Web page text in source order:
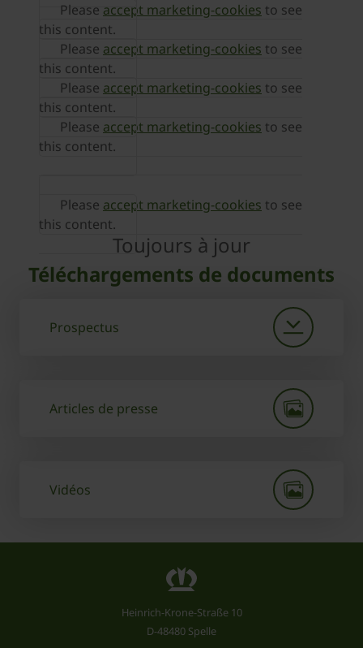
Please accept marketing-cookies to see
this content.
Please accept marketing-cookies to see
this content.
Please accept marketing-cookies to see
this content.
Please accept marketing-cookies to see
this content.
Please accept marketing-cookies to see
this content.
Toujours à jour
Téléchargements de documents
Prospectus
Articles de presse
Vidéos
Heinrich-Krone-Straße 10
D-48480 Spelle